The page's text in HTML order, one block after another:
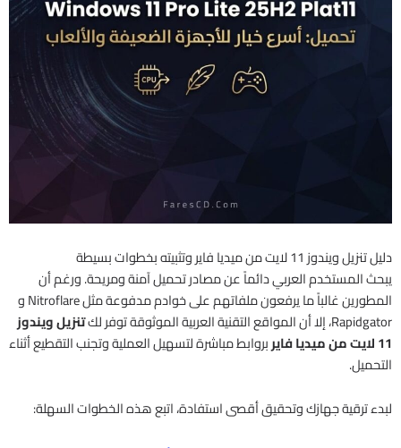
دليل تنزيل ويندوز 11 لايت من ميديا فاير وتثبيته بخطوات بسيطة
يبحث المستخدم العربي دائماً عن مصادر تحميل آمنة ومريحة. ورغم أن
المطورين غالباً ما يرفعون ملفاتهم على خوادم مدفوعة مثل Nitroflare و
Rapidgator، إلا أن المواقع التقنية العربية الموثوقة توفر لك
تنزيل ويندوز
11 لايت من ميديا فاير
بروابط مباشرة لتسهيل العملية وتجنب التقطيع أثناء
التحميل.
لبدء ترقية جهازك وتحقيق أقصى استفادة، اتبع هذه الخطوات السهلة: